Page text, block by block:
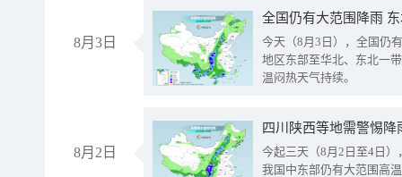
8月3日
全国仍有大范围降雨
今天（8月3日），全国仍
地区东部至华北、东北一
温闷热天气持续。
8月2日
今起三天（8月2日至4日
我国中东部仍有大范围高